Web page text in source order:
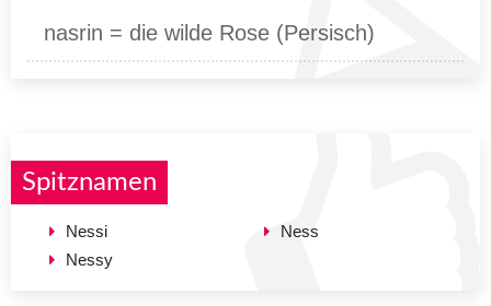
nasrin = die wilde Rose (Persisch)
Spitznamen
Nessi
Nessy
Ness